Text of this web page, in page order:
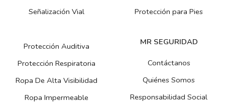
Señalización Vial
Protección para Pies
Protección Auditiva
Protección Respiratoria
Ropa De Alta Visibilidad
Ropa Impermeable
MR SEGURIDAD
Contáctanos
Quiénes Somos
Responsabilidad Social